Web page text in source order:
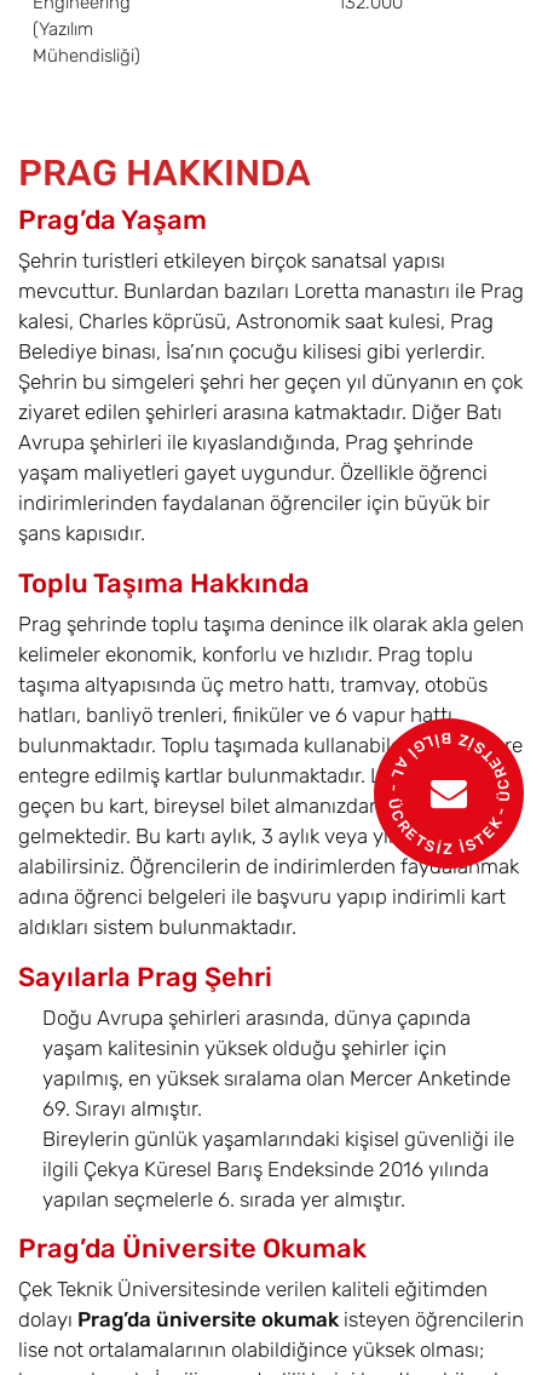
(Yazılım
Mühendisliği)
PRAG HAKKINDA
Prag’da Yaşam
Şehrin turistleri etkileyen birçok sanatsal yapısı
mevcuttur. Bunlardan bazıları Loretta manastırı ile Prag
kalesi, Charles köprüsü, Astronomik saat kulesi, Prag
Belediye binası, İsa’nın çocuğu kilisesi gibi yerlerdir.
Şehrin bu simgeleri şehri her geçen yıl dünyanın en çok
ziyaret edilen şehirleri arasına katmaktadır. Diğer Batı
Avrupa şehirleri ile kıyaslandığında, Prag şehrinde
yaşam maliyetleri gayet uygundur. Özellikle öğrenci
indirimlerinden faydalanan öğrenciler için büyük bir
şans kapısıdır.
Toplu Taşıma Hakkında
Prag şehrinde toplu taşıma denince ilk olarak akla gelen
kelimeler ekonomik, konforlu ve hızlıdır. Prag toplu
taşıma altyapısında üç metro hattı, tramvay, otobüs
hatları, banliyö trenleri, finiküler ve 6 vapur hattı
bulunmaktadır. Toplu taşımada kullanabileceğiniz üzere
entegre edilmiş kartlar bulunmaktadır. LİTACKA ismiyle
geçen bu kart, bireysel bilet almanızdan daha ucuza
gelmektedir. Bu kartı aylık, 3 aylık veya yıllık olarak
alabilirsiniz. Öğrencilerin de indirimlerden faydalanmak
adına öğrenci belgeleri ile başvuru yapıp indirimli kart
aldıkları sistem bulunmaktadır.
Sayılarla Prag Şehri
Doğu Avrupa şehirleri arasında, dünya çapında
yaşam kalitesinin yüksek olduğu şehirler için
yapılmış, en yüksek sıralama olan Mercer Anketinde
69. Sırayı almıştır.
Bireylerin günlük yaşamlarındaki kişisel güvenliği ile
ilgili Çekya Küresel Barış Endeksinde 2016 yılında
yapılan seçmelerle 6. sırada yer almıştır.
Prag’da Üniversite Okumak
Çek Teknik Üniversitesinde verilen kaliteli eğitimden
dolayı Prag’da üniversite okumak isteyen öğrencilerin
lise not ortalamalarının olabildiğince yüksek olması;
- ÜCRETSİZ BİLGİ AL - ÜCRETSİZ İSTEK